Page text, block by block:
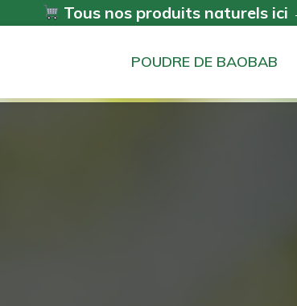
Tous nos produits naturels ici
POUDRE DE BAOBAB